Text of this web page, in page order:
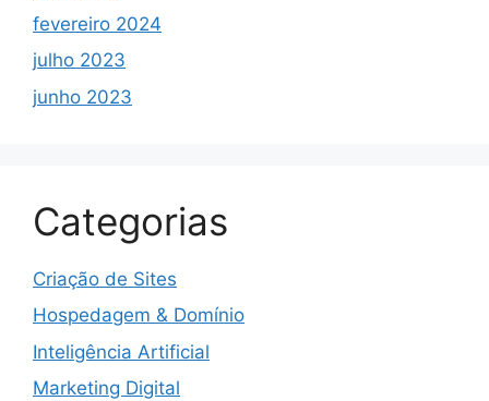
fevereiro 2024
julho 2023
junho 2023
Categorias
Criação de Sites
Hospedagem & Domínio
Inteligência Artificial
Marketing Digital